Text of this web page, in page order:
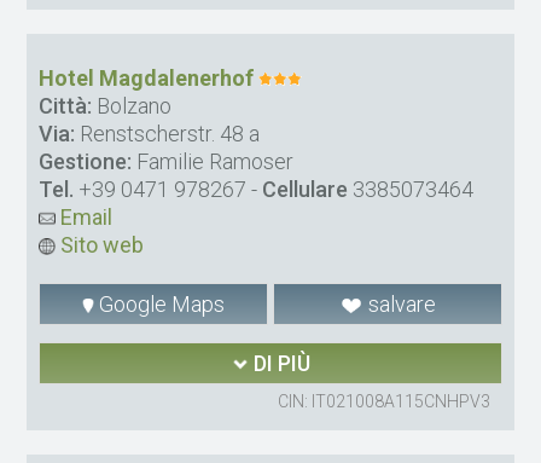
Hotel Magdalenerhof
Città: Bolzano
Via: Renstscherstr. 48 a
Gestione: Familie Ramoser
Tel. +39 0471 978267 - Cellulare 3385073464
Email
Sito web
Google Maps salvare
DI PIÙ
CIN: IT021008A115CNHPV3